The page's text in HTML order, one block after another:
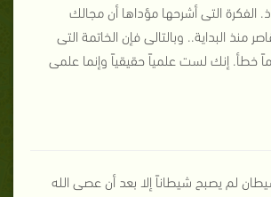
التى أشرحها مؤداها أن مجالك
منذ البداية.. وبالتالى فإن الخاتمة التى
خطأ. إنك لست علمياً حقيقياً وإنما علمى
لم يصبح شيطاناً إلا بعد أن عصى الله